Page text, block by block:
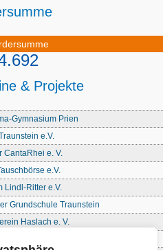
& Projekte
Gymnasium Prien
e.V.
CantaRhei e. V.
e.V.
Lindl-Ritter e.V.
Grundschule Traunstein
Haslach e. V.